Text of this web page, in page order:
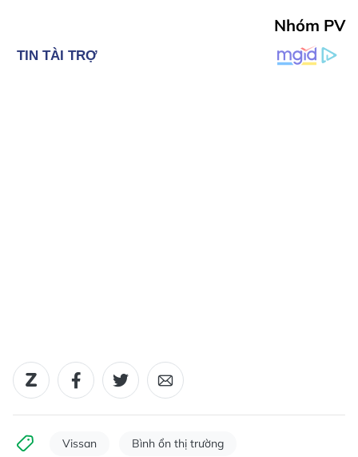
Nhóm PV
Vissan Bình ổn thị trường